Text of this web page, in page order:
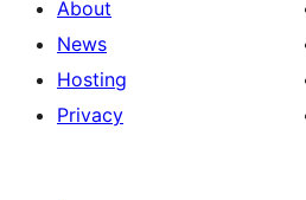
About
News
Hosting
Privacy